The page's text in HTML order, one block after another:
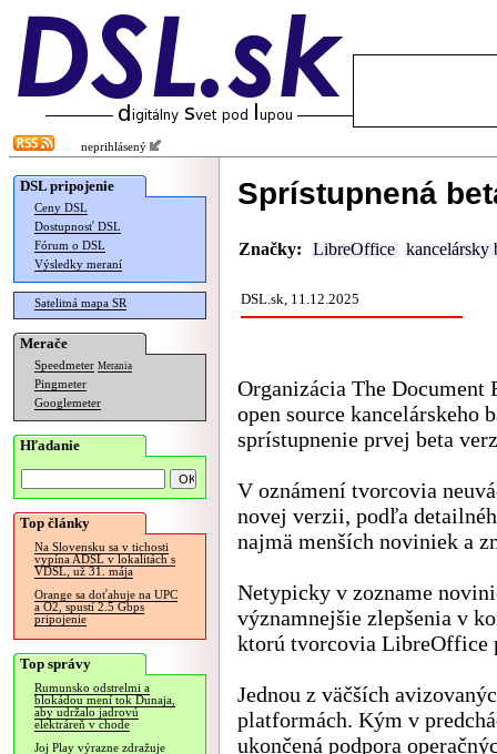
neprihlásený
DSL pripojenie
Ceny DSL
Dostupnosť DSL
Fórum o DSL
Výsledky meraní
Satelitná mapa SR
Merače
Speedmeter Merania
Pingmeter
Googlemeter
Hľadanie
Top články
Na Slovensku sa v tichosti
vypína ADSL v lokalitách s
VDSL, už 31. mája
Orange sa doťahuje na UPC
a O2, spustí 2.5 Gbps
pripojenie
Top správy
Rumunsko odstrelmi a
blokádou mení tok Dunaja,
aby udržalo jadrovú
elektráreň v chode
Joj Play výrazne zdražuje
Sprístupnená
Značky: LibreOffice kancelársky
DSL.sk, 11.12.2025
Organizácia The Document
open source
sprístupnenie prvej beta
V oznámení tvorcovia
novej verzii, podľa
najmä menších noviniek a
Netypicky v zozname
významnejšie zlepšenia v
ktorú tvorcovia LibreOffice
Jednou z väčších
platformách. Kým v
ukončená podpora